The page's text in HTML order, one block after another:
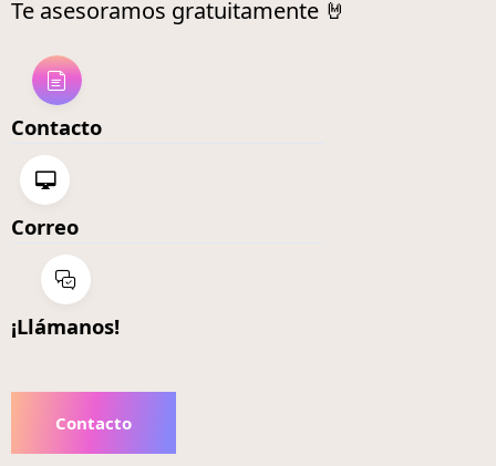
Te asesoramos gratuitamente 🤘
Contacto
Correo
¡Llámanos!
Contacto